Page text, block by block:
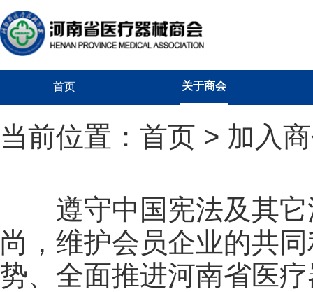
首页 关于商会
当前位置： 首页 > 加入
遵守中国宪法及其
尚，维护会员企业的共
势、全面推进河南省医